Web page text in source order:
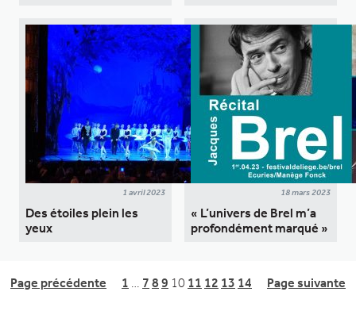
1 avril 2023
Des étoiles plein les
yeux
18 mars 2023
« L’univers de Brel m’a
profondément marqué »
Page précédente 1 7 8 9 10 11 12 13 14 Page suivante